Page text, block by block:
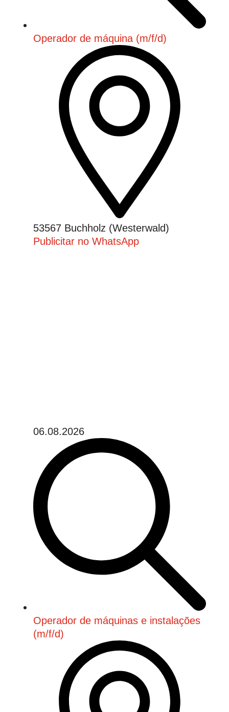
Operador de máquina (m/f/d)
53567 Buchholz (Westerwald)
Publicitar no WhatsApp
06.08.2026
Operador de máquinas e instalações
(m/f/d)